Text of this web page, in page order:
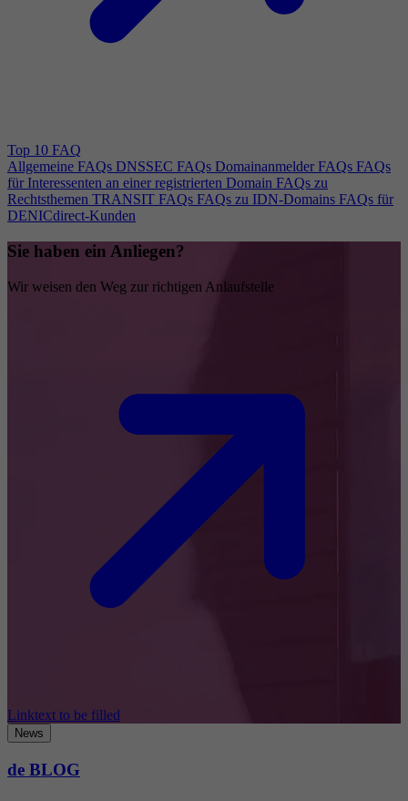
Top 10 FAQ
Allgemeine FAQs DNSSEC FAQs Domainanmelder FAQs FAQs
für Interessenten an einer registrierten Domain FAQs zu
Rechtsthemen TRANSIT FAQs FAQs zu IDN-Domains FAQs für
DENICdirect-Kunden
Sie haben ein Anliegen?
Wir weisen den Weg zur richtigen Anlaufstelle
Linktext to be filled
News
de BLOG